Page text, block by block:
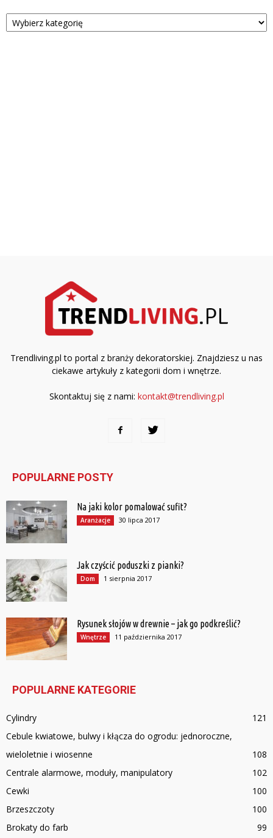
Kategorie
Trendliving.pl to portal z branży dekoratorskiej. Znajdziesz u nas
ciekawe artykuły z kategorii dom i wnętrze.
Skontaktuj się z nami: kontakt@trendliving.pl
POPULARNE POSTY
Na jaki kolor pomalować sufit?
Aranżacje 30 lipca 2017
Jak czyścić poduszki z pianki?
Dom 1 sierpnia 2017
Rysunek słojów w drewnie – jak go podkreślić?
Wnętrze 11 października 2017
POPULARNE KATEGORIE
Cylindry
121
Cebule kwiatowe, bulwy i kłącza do ogrodu: jednoroczne,
wieloletnie i wiosenne
108
Centrale alarmowe, moduły, manipulatory
102
Cewki
100
Brzeszczoty
100
Brokaty do farb
99